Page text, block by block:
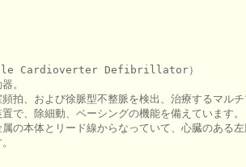
Cardioverter Defibrillator）
。
拍、および徐脈型不整脈を検出、治療するマル
で、除細動、ペーシングの機能を備えています。
の本体とリード線からなっていて、心臓のある